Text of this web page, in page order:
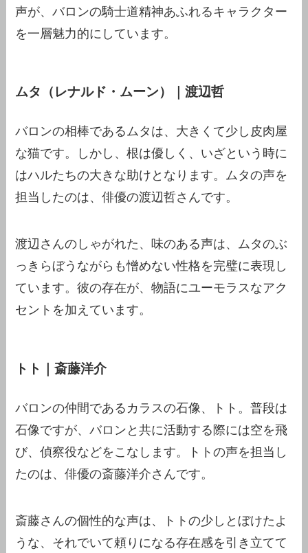
声が、バロンの騎士道精神あふれるキャラクター
を一層魅力的にしています。
ムタ（レナルド・ムーン）｜渡辺哲
バロンの相棒であるムタは、大きくて少し皮肉屋
な猫です。しかし、根は優しく、いざという時に
はハルたちの大きな助けとなります。ムタの声を
担当したのは、俳優の渡辺哲さんです。
渡辺さんのしゃがれた、味のある声は、ムタのぶ
っきらぼうながらも憎めない性格を完璧に表現し
ています。彼の存在が、物語にユーモラスなアク
セントを加えています。
トト｜斎藤洋介
バロンの仲間であるカラスの石像、トト。普段は
石像ですが、バロンと共に活動する際には空を飛
び、偵察役などをこなします。トトの声を担当し
たのは、俳優の斎藤洋介さんです。
斎藤さんの個性的な声は、トトの少しとぼけたよ
うな、それでいて頼りになる存在感を引き立てて